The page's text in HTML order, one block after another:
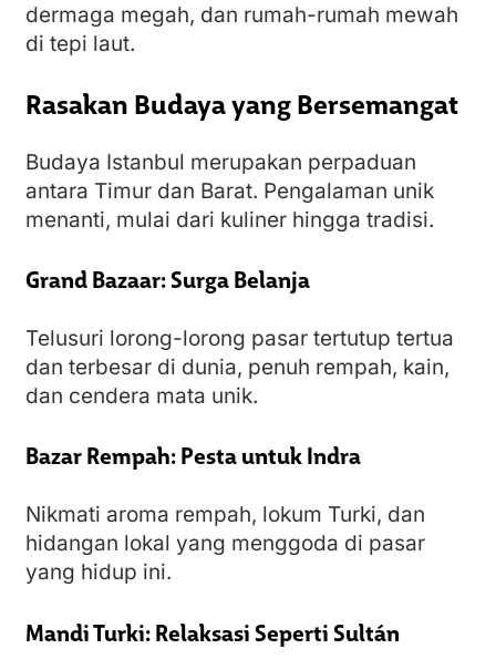
dermaga megah, dan rumah-rumah mewah
di tepi laut.
Rasakan Budaya yang Bersemangat
Budaya Istanbul merupakan perpaduan
antara Timur dan Barat. Pengalaman unik
menanti, mulai dari kuliner hingga tradisi.
Grand Bazaar: Surga Belanja
Telusuri lorong-lorong pasar tertutup tertua
dan terbesar di dunia, penuh rempah, kain,
dan cendera mata unik.
Bazar Rempah: Pesta untuk Indra
Nikmati aroma rempah, lokum Turki, dan
hidangan lokal yang menggoda di pasar
yang hidup ini.
Mandi Turki: Relaksasi Seperti Sultán